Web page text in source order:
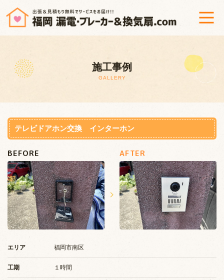
漏電調査修理＆ブレーカー交換
換気扇修理・交換
工事までの流れ
よくあるご質問
会社概要
プライバシーポリシー
お知らせ
施工事例
GALLERY
テレビドアホン交換 インターホン
BEFORE AFTER
エリア 福岡市南区
工期 １時間